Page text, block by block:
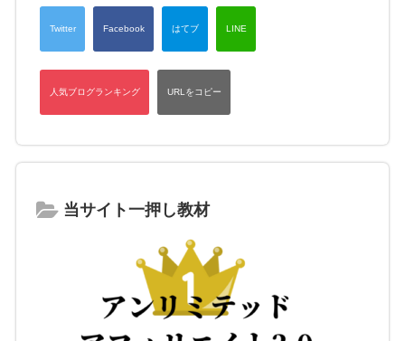
当サイト一押し教材